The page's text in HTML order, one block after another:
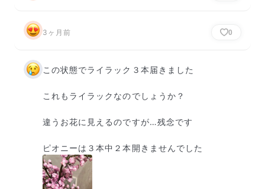
3ヶ月前 0
この状態でライラック３本届きました
これもライラックなのでしょうか？
違うお花に見えるのですが…残念です
ピオニーは３本中２本開きませんでした